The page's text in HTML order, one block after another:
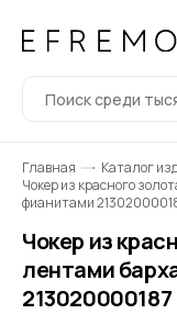
Главная Каталог
Чокер из красного
фианитами
Чокер из
лентами
213020000187